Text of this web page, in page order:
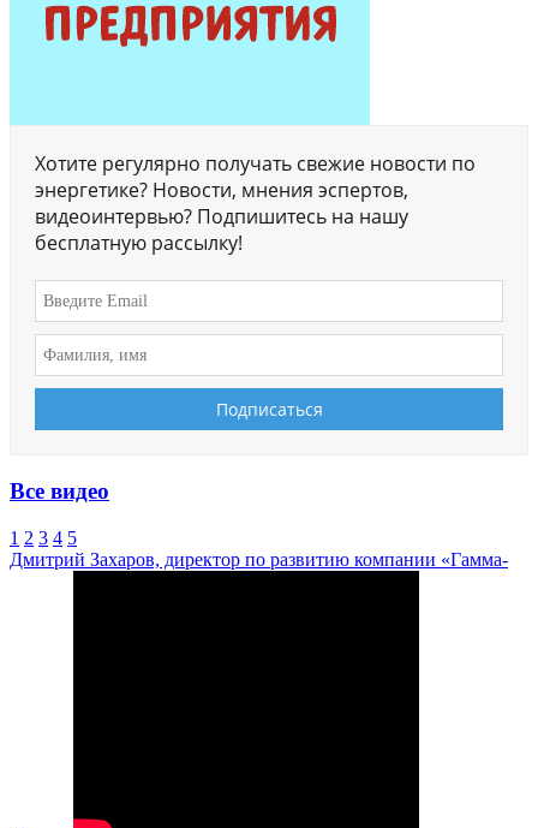
Хотите регулярно получать свежие новости по
энергетике? Новости, мнения эспертов,
видеоинтервью? Подпишитесь на нашу
бесплатную рассылку!
Все видео
1 2 3 4 5
Дмитрий Захаров, директор по развитию компании «Гамма-